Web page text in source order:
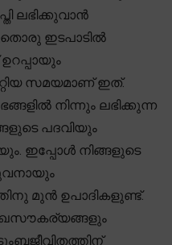
ലഭിക്കുവാൻ
ഇടപാടിൽ
സമയമാണ് ഇത്.
നിന്നും ലഭിക്കുന്ന
പദവിയും
ഇപ്പോൾ നിങ്ങളുടെ
മുൻ ഉപാദികളുണ്ട്.